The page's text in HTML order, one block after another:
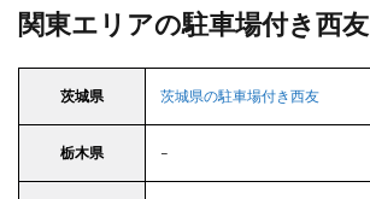
関東エリアの駐車場付き西友
茨城県 茨城県の駐車場付き西友
栃木県 –